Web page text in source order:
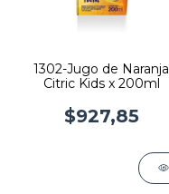
1302-Jugo de Naranja
Citric Kids x 200ml
$927,85